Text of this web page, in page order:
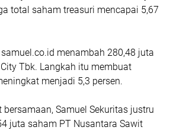
total saham treasuri mencapai 5,67
menambah 280,48 juta
Tbk. Langkah itu membuat
menjadi 5,3 persen.
Samuel Sekuritas justru
juta saham PT Nusantara Sawit